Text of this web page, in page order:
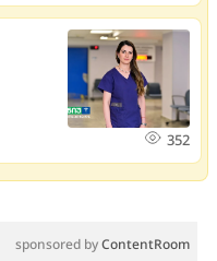
352
sponsored byContentRoom